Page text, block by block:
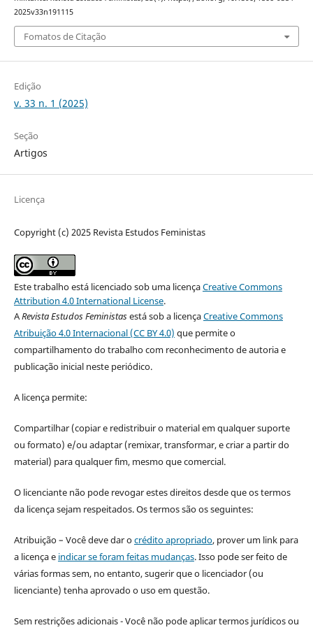
2025v33n191115
Fomatos de Citação
Edição
v. 33 n. 1 (2025)
Seção
Artigos
Licença
Copyright (c) 2025 Revista Estudos Feministas
Este trabalho está licenciado sob uma licençaCreative Commons
Attribution 4.0 International License.
ARevista Estudos Feministasestá sob a licençaCreative Commons
Atribuição 4.0 Internacional (CC BY 4.0) que permite o
compartilhamento do trabalho com reconhecimento de autoria e
publicação inicial neste periódico.
A licença permite:
Compartilhar (copiar e redistribuir o material em qualquer suporte
ou formato) e/ou adaptar (remixar, transformar, e criar a partir do
material) para qualquer fim, mesmo que comercial.
O licenciante não pode revogar estes direitos desde que os termos
da licença sejam respeitados. Os termos são os seguintes:
Atribuição – Você deve dar ocrédito apropriado, prover um link para
a licença e indicar se foram feitas mudanças. Isso pode ser feito de
várias formas sem, no entanto, sugerir que o licenciador (ou
licenciante) tenha aprovado o uso em questão.
Sem restrições adicionais - Você não pode aplicar termos jurídicos ou